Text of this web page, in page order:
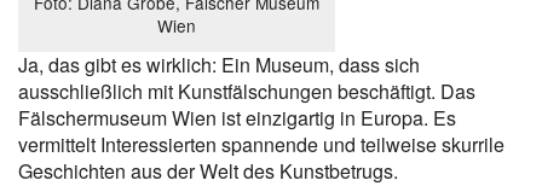
Wien
Ja, das gibt es wirklich: Ein Museum, dass sich
ausschließlich mit Kunstfälschungen beschäftigt. Das
Fälschermuseum Wien ist einzigartig in Europa. Es
vermittelt Interessierten spannende und teilweise skurrile
Geschichten aus der Welt des Kunstbetrugs.